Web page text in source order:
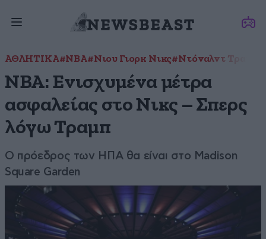
ΑΘΛΗΤΙΚΑ#NBA#Νιου Γιορκ Νικς#Ντόναλντ Τραμπ
NBA: Ενισχυμένα μέτρα
ασφαλείας στο Νικς – Σπερς
λόγω Τραμπ
Ο πρόεδρος των ΗΠΑ θα είναι στο Madison
Square Garden